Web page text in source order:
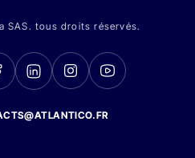
SAS. tous droits réservés.